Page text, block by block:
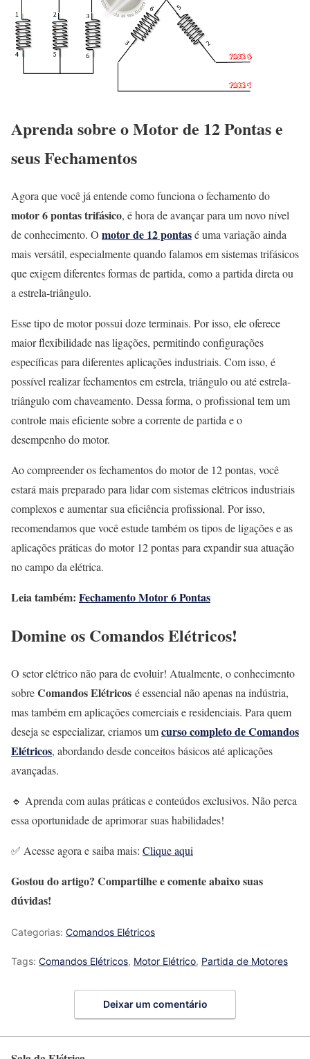
Aprenda sobre o Motor de 12 Pontas e
seus Fechamentos
Agora que você já entende como funciona o fechamento do
motor 6 pontas trifásico, é hora de avançar para um novo nível
de conhecimento. O motor de 12 pontasé uma variação ainda
mais versátil, especialmente quando falamos em sistemas trifásicos
que exigem diferentes formas de partida, como a partida direta ou
a estrela-triângulo.
Esse tipo de motor possui doze terminais. Por isso, ele oferece
maior flexibilidade nas ligações, permitindo configurações
específicas para diferentes aplicações industriais. Com isso, é
possível realizar fechamentos em estrela, triângulo ou até estrela-
triângulo com chaveamento. Dessa forma, o profissional tem um
controle mais eficiente sobre a corrente de partida e o
desempenho do motor.
Ao compreender os fechamentos do motor de 12 pontas, você
estará mais preparado para lidar com sistemas elétricos industriais
complexos e aumentar sua eficiência profissional. Por isso,
recomendamos que você estude também os tipos de ligações e as
aplicações práticas do motor 12 pontas para expandir sua atuação
no campo da elétrica.
Leia também: Fechamento Motor 6 Pontas
Domine os Comandos Elétricos!
O setor elétrico não para de evoluir! Atualmente, o conhecimento
sobreComandos Elétricos é essencial não apenas na indústria,
mas também em aplicações comerciais e residenciais. Para quem
deseja se especializar, criamos umcurso completo de Comandos
Elétricos, abordando desde conceitos básicos até aplicações
avançadas.
🔹 Aprenda com aulas práticas e conteúdos exclusivos. Não perca
essa oportunidade de aprimorar suas habilidades!
✅ Acesse agora e saiba mais: Clique aqui
Gostou do artigo? Compartilhe e comente abaixo suas
dúvidas!
Categorias: Comandos Elétricos
Tags: Comandos Elétricos, Motor Elétrico, Partida de Motores
Deixar um comentário